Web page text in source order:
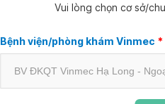
Nam Nữ
Vui lòng chọn cơ sở/
Bệnh viện/phòng khám Vinmec *